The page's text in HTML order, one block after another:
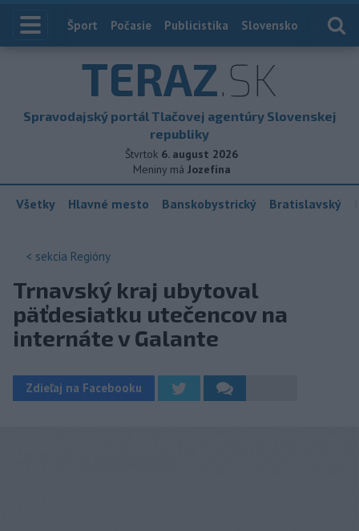
Index
Šport Počasie Publicistika Slovensko
TERAZ.SK
Spravodajský portál Tlačovej agentúry Slovenskej
republiky
Štvrtok 6. august 2026
Meniny má Jozefína
Všetky Hlavné mesto Banskobystrický Bratislavský
< sekcia Regióny
Trnavský kraj ubytoval
päťdesiatku utečencov na
internáte v Galante
Zdieľaj na Facebooku